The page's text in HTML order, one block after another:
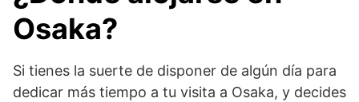
Osaka?
Si tienes la suerte de disponer de algún día para
dedicar más tiempo a tu visita a Osaka, y decides